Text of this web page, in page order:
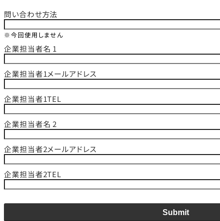
問い合わせ方法
※今回使用しません
企業担当者名 1
企業担当者1メールアドレス
企業担当者1TEL
企業担当者名 2
企業担当者2メールアドレス
企業担当者2TEL
Submit